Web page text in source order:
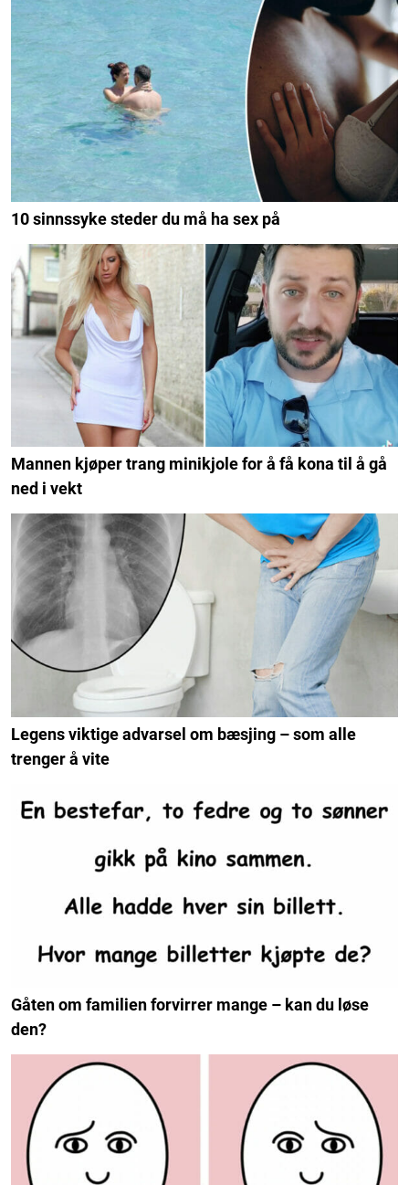
10 sinnssyke steder du må ha sex på
Mannen kjøper trang minikjole for å få kona til å gå
ned i vekt
Legens viktige advarsel om bæsjing – som alle
trenger å vite
Gåten om familien forvirrer mange – kan du løse
den?